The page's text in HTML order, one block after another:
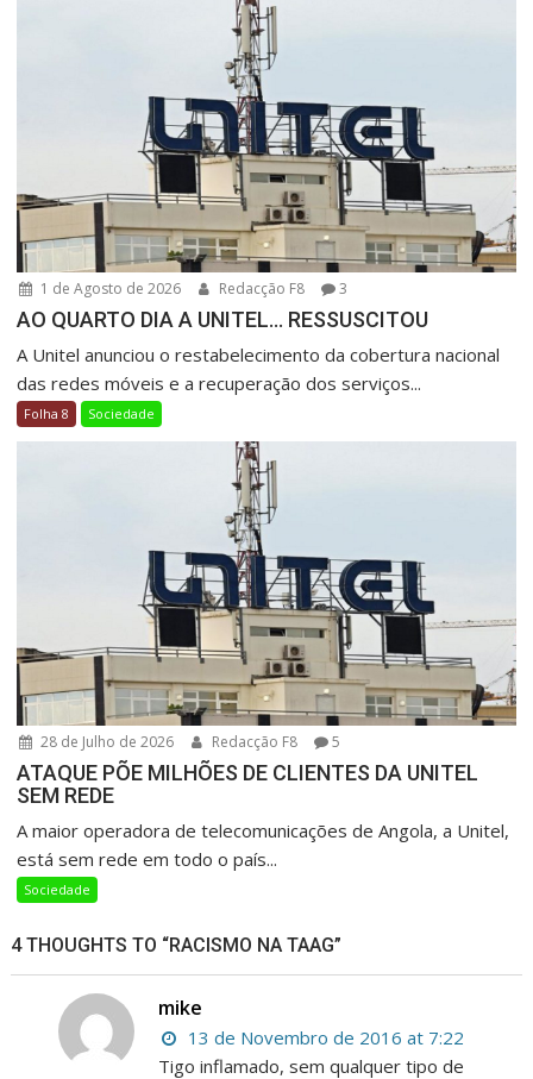
1 de Agosto de 2026 Redacção F8 3
AO QUARTO DIA A UNITEL… RESSUSCITOU
A Unitel anunciou o restabelecimento da cobertura nacional
das redes móveis e a recuperação dos serviços...
Folha 8 Sociedade
28 de Julho de 2026 Redacção F8 5
ATAQUE PÕE MILHÕES DE CLIENTES DA UNITEL
SEM REDE
A maior operadora de telecomunicações de Angola, a Unitel,
está sem rede em todo o país...
Sociedade
4 THOUGHTS TO “RACISMO NA TAAG”
mike
13 de Novembro de 2016 at 7:22
Tigo inflamado, sem qualquer tipo de